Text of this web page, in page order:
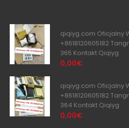
qiqiyg.com Oficjalny
+8618120605182
365 Kontakt Qiqiyg
0,00€
qiqiyg.com Oficjalny
+8618120605182
364 Kontakt Qiqiyg
0,00€